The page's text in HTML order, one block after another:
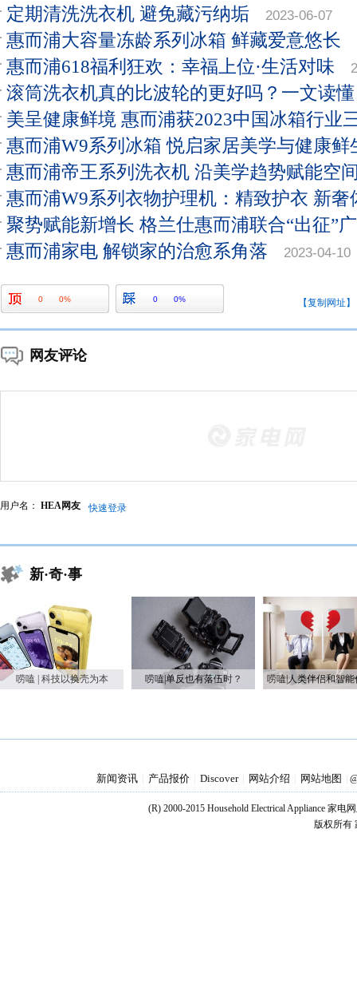
定期清洗洗衣机 避免藏污纳垢 2023-06-07
惠而浦大容量冻龄系列冰箱 鲜藏爱意悠长
惠而浦618福利狂欢：幸福上位·生活对味
滚筒洗衣机真的比波轮的更好吗？一文读懂
美呈健康鲜境 惠而浦获2023中国冰箱行业
惠而浦W9系列冰箱 悦启家居美学与健康鲜
惠而浦帝王系列洗衣机 沿美学趋势赋能空
惠而浦W9系列衣物护理机：精致护衣 新奢
聚势赋能新增长 格兰仕惠而浦联合“出征”
惠而浦家电 解锁家的治愈系角落
2023-04-10
0 0% 0 0% 【复制网址】
网友评论
用户名： HEA网友 快速登录
新·奇·事
唠嗑 | 科技以换壳为本 唠嗑|单反也有落伍时？
新闻资讯 产品报价 Discover 网站介绍 网站地图
(R) 2000-2015 Household Electrical Appliance 家电
版权所有